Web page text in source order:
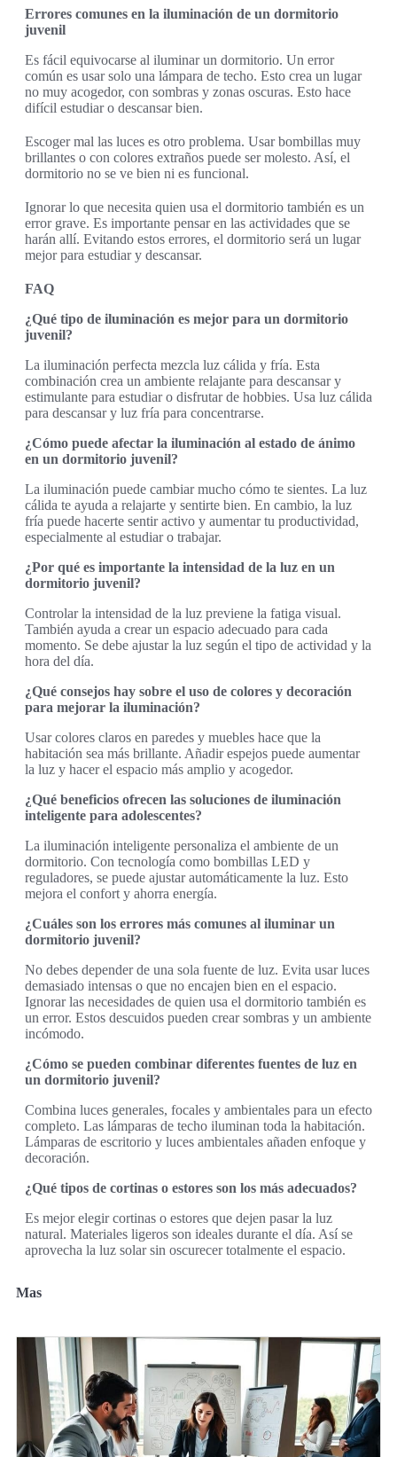
Errores comunes en la iluminación de un dormitorio
juvenil
Es fácil equivocarse al iluminar un dormitorio. Un error
común es usar solo una lámpara de techo. Esto crea un lugar
no muy acogedor, con sombras y zonas oscuras. Esto hace
difícil estudiar o descansar bien.
Escoger mal las luces es otro problema. Usar bombillas muy
brillantes o con colores extraños puede ser molesto. Así, el
dormitorio no se ve bien ni es funcional.
Ignorar lo que necesita quien usa el dormitorio también es un
error grave. Es importante pensar en las actividades que se
harán allí. Evitando estos errores, el dormitorio será un lugar
mejor para estudiar y descansar.
FAQ
¿Qué tipo de iluminación es mejor para un dormitorio
juvenil?
La iluminación perfecta mezcla luz cálida y fría. Esta
combinación crea un ambiente relajante para descansar y
estimulante para estudiar o disfrutar de hobbies. Usa luz cálida
para descansar y luz fría para concentrarse.
¿Cómo puede afectar la iluminación al estado de ánimo
en un dormitorio juvenil?
La iluminación puede cambiar mucho cómo te sientes. La luz
cálida te ayuda a relajarte y sentirte bien. En cambio, la luz
fría puede hacerte sentir activo y aumentar tu productividad,
especialmente al estudiar o trabajar.
¿Por qué es importante la intensidad de la luz en un
dormitorio juvenil?
Controlar la intensidad de la luz previene la fatiga visual.
También ayuda a crear un espacio adecuado para cada
momento. Se debe ajustar la luz según el tipo de actividad y la
hora del día.
¿Qué consejos hay sobre el uso de colores y decoración
para mejorar la iluminación?
Usar colores claros en paredes y muebles hace que la
habitación sea más brillante. Añadir espejos puede aumentar
la luz y hacer el espacio más amplio y acogedor.
¿Qué beneficios ofrecen las soluciones de iluminación
inteligente para adolescentes?
La iluminación inteligente personaliza el ambiente de un
dormitorio. Con tecnología como bombillas LED y
reguladores, se puede ajustar automáticamente la luz. Esto
mejora el confort y ahorra energía.
¿Cuáles son los errores más comunes al iluminar un
dormitorio juvenil?
No debes depender de una sola fuente de luz. Evita usar luces
demasiado intensas o que no encajen bien en el espacio.
Ignorar las necesidades de quien usa el dormitorio también es
un error. Estos descuidos pueden crear sombras y un ambiente
incómodo.
¿Cómo se pueden combinar diferentes fuentes de luz en
un dormitorio juvenil?
Combina luces generales, focales y ambientales para un efecto
completo. Las lámparas de techo iluminan toda la habitación.
Lámparas de escritorio y luces ambientales añaden enfoque y
decoración.
¿Qué tipos de cortinas o estores son los más adecuados?
Es mejor elegir cortinas o estores que dejen pasar la luz
natural. Materiales ligeros son ideales durante el día. Así se
aprovecha la luz solar sin oscurecer totalmente el espacio.
Mas